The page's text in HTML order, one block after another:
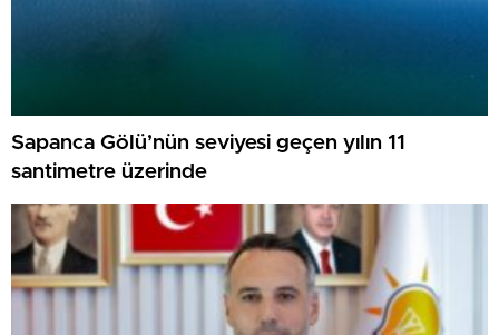
Sapanca Gölü’nün seviyesi geçen yılın 11
santimetre üzerinde